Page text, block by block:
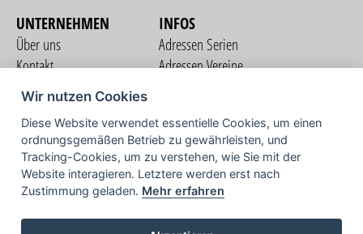
UNTERNEHMEN
Über uns
Kontakt
Nutzungsbedingungen
Datenschutzerklärung
Impressum
INFOS
Adressen Serien
Adressen Vereine
COMMUNITY
TV
Wir nutzen Cookies
Diese Website verwendet essentielle Cookies, um einen
ordnungsgemäßen Betrieb zu gewährleisten, und
Tracking-Cookies, um zu verstehen, wie Sie mit der
Website interagieren. Letztere werden erst nach
Zustimmung geladen. Mehr erfahren